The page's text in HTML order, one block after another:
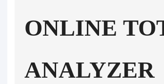
ONLINE
ANALYZER